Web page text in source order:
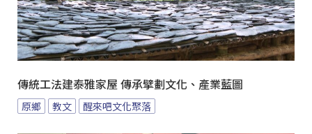
傳統工法建泰雅家屋 傳承擘劃文化、產業藍圖
原鄉 教文 醒來吧文化聚落